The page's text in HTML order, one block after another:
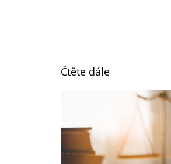
Čtěte dále